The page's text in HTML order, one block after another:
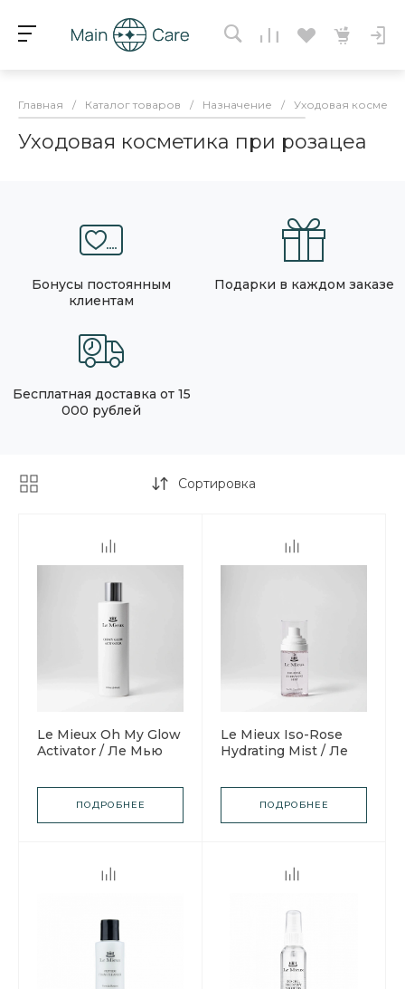
Главная / Каталог товаров / Назначение / Уходовая
Уходовая косметика при розацеа
Бонусы постоянным
клиентам
Подарки в каждом заказе
Бесплатная доставка от 15
000 рублей
Сортировка
Le Mieux Oh My Glow
Activator / Ле Мью
сыворотки с
эффектом сияния
ПОДРОБНЕЕ
Le Mieux Iso-Rose
Hydrating Mist / Ле
спрей Iso-Rose
ПОДРОБНЕЕ